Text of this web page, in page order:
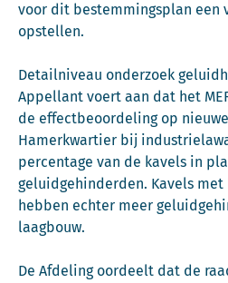
voor dit bestemmingsplan een
opstellen.
Detailniveau onderzoek
Appellant voert aan dat het
de effectbeoordeling op
Hamerkwartier bij
percentage van de kavels in
geluidgehinderden. Kavels met
hebben echter meer
laagbouw.
De Afdeling oordeelt dat de